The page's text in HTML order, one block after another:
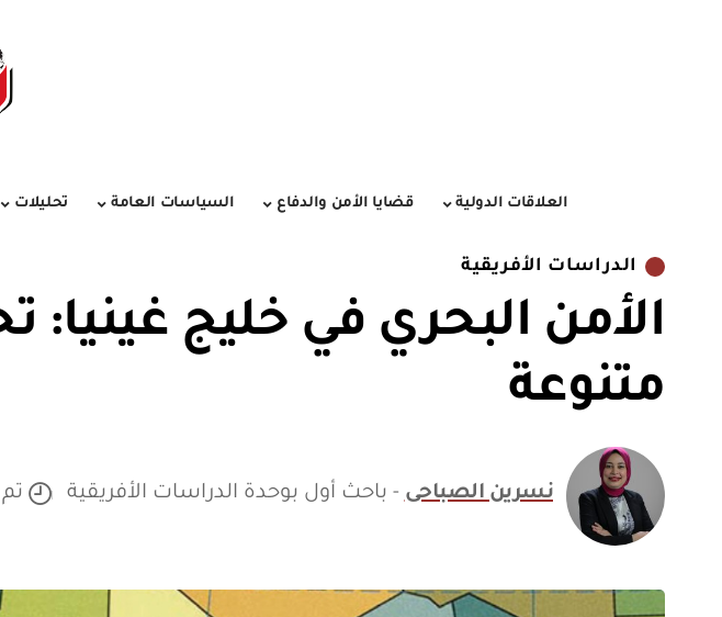
العلاقات الدولية قضايا الأمن والدفاع السياسات العامة تحليلات
الدراسات الأفريقية
الأمن البحري في خليج
متنوعة
نسرين الصباحى- باحث أول بوحدة الدراسات الأفريقية تم